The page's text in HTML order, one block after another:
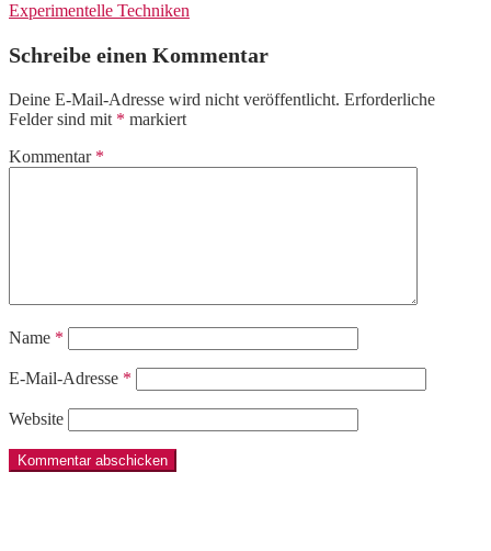
Experimentelle Techniken
Schreibe einen Kommentar
Deine E-Mail-Adresse wird nicht veröffentlicht. Erforderliche
Felder sind mit * markiert
Kommentar *
Name *
E-Mail-Adresse *
Website